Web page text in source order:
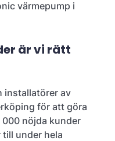
värmepump i
är vi rätt
installatörer av
för att göra
000 nöjda kunder
under hela